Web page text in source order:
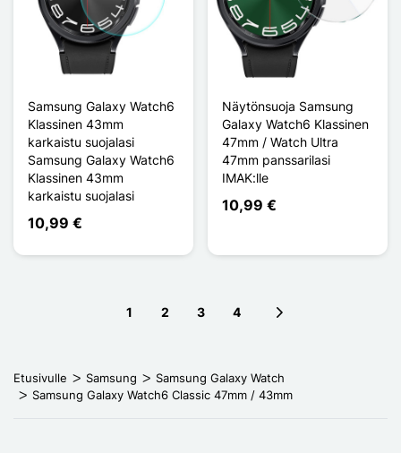
Samsung Galaxy Watch6
Klassinen 43mm
karkaistu suojalasi
Samsung Galaxy Watch6
Klassinen 43mm
karkaistu suojalasi
10,99 €
Näytönsuoja Samsung
Galaxy Watch6 Klassinen
47mm / Watch Ultra
47mm panssarilasi
IMAK:lle
10,99 €
1 2 3 4
Etusivulle Samsung
Samsung Galaxy Watch
Samsung Galaxy Watch6 Classic 47mm / 43mm